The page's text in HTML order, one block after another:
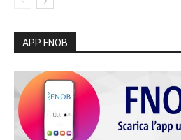
APP FNOB